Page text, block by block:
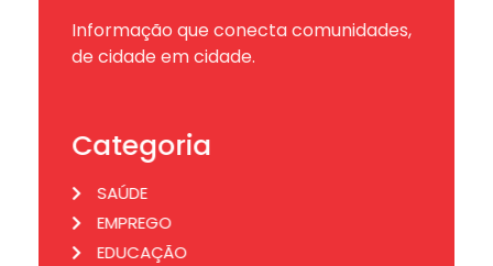
Informação que conecta comunidades,
de cidade em cidade.
Categoria
SAÚDE
EMPREGO
EDUCAÇÃO